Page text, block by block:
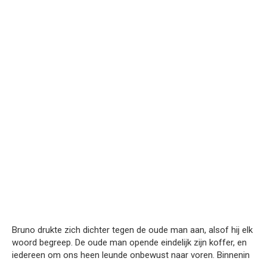
Bruno drukte zich dichter tegen de oude man aan, alsof hij elk
woord begreep. De oude man opende eindelijk zijn koffer, en
iedereen om ons heen leunde onbewust naar voren. Binnenin